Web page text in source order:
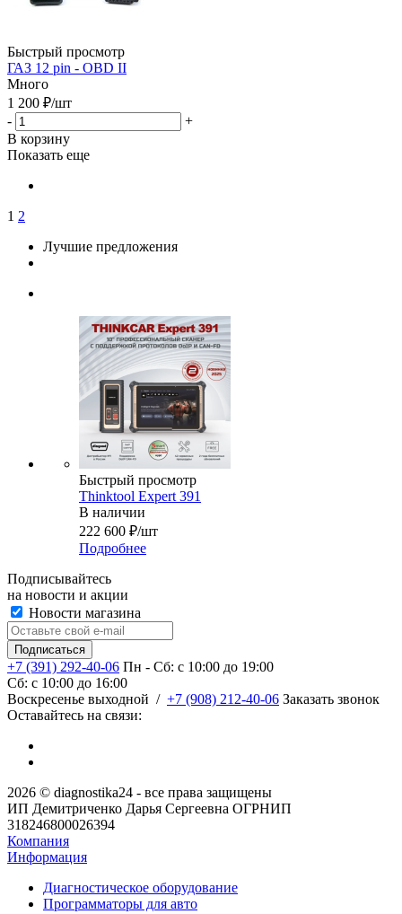
Быстрый просмотр
ГАЗ 12 pin - OBD II
Много
1 200 ₽/шт
-
+
В корзину
Показать еще
1 2
Лучшие предложения
Быстрый просмотр
Thinktool Expert 391
В наличии
222 600 ₽/шт
Подробнее
Подписывайтесь
на новости и акции
Новости магазина
+7 (391) 292-40-06 Пн - Сб: c 10:00 до 19:00
Сб: c 10:00 до 16:00
​Воскресенье выходной / +7 (908) 212-40-06 Заказать звонок
Оставайтесь на связи:
2026 © diagnostika24 - все права защищены
ИП Демитриченко Дарья Сергеевна ОГРНИП
318246800026394
Компания
Информация
Диагностическое оборудование
Программаторы для авто